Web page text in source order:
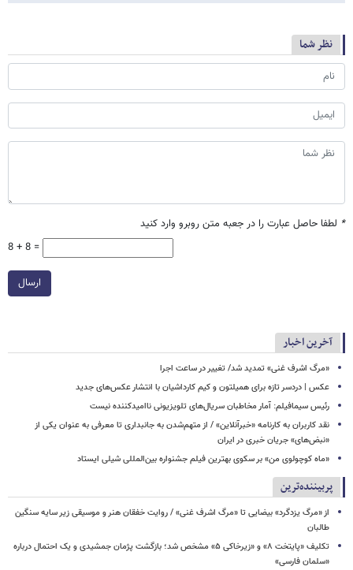
نظر شما
* لطفا حاصل عبارت را در جعبه متن روبرو وارد کنید
8 + 8 =
ارسال
آخرین اخبار
​​​​​​​«مرگ اشرف غنی» تمدید شد/ تغییر در ساعت اجرا
عکس | دردسر تازه برای همیلتون و کیم کارداشیان با انتشار عکس‌های جدید
رئیس سیمافیلم: آمار مخاطبان سریال‌های تلویزیونی ناامیدکننده نیست
نقد کاربران به کارنامه «خبرآنلاین» / از متهم‌شدن به جانبداری تا معرفی به عنوان یکی از
«نبض‌های» جریان خبری در ایران
«ماه کوچولوی من» بر سکوی بهترین فیلم جشنواره بین‌المللی شیلی ایستاد
پربیننده‌ترین
از «مرگ یزدگرد» بیضایی تا «مرگ اشرف غنی» / روایت خفقان هنر و موسیقی زیر سایه سنگین
طالبان
تکلیف «پایتخت ۸» و «زیرخاکی ۵» مشخص شد؛ بازگشت پژمان جمشیدی و یک احتمال درباره
«سلمان فارسی»